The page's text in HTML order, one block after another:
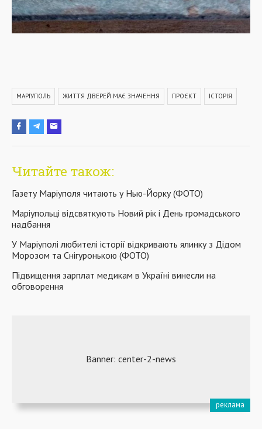
МАРІУПОЛЬ ЖИТТЯ ДВЕРЕЙ МАЄ ЗНАЧЕННЯ ПРОЄКТ ІСТОРІЯ
Читайте також:
Газету Маріуполя читають у Нью-Йорку (ФОТО)
Маріупольці відсвяткують Новий рік і День громадського
надбання
У Маріуполі любителі історії відкривають ялинку з Дідом
Морозом та Снігуронькою (ФОТО)
Підвищення зарплат медикам в Україні винесли на
обговорення